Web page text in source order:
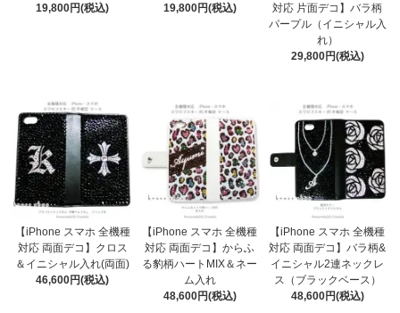
19,800円(税込)
19,800円(税込)
対応 片面デコ】バラ柄
パープル（イニシャル入
れ）
29,800円(税込)
【iPhone スマホ 全機種
対応 両面デコ】クロス
＆イニシャル入れ(両面)
46,600円(税込)
【iPhone スマホ 全機種
対応 両面デコ】からふ
る豹柄ハートMIX＆ネー
ム入れ
48,600円(税込)
【iPhone スマホ 全機種
対応 両面デコ】バラ柄&
イニシャル2連ネックレ
ス（ブラックベース）
48,600円(税込)